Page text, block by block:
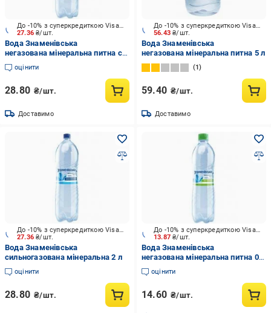
27.36₴/шт.
До -10% з суперкредиткою Visa Вигода
Вода Знаменівська
негазована мінеральна питна столова
2 л
оцінити
28.80 ₴/шт.
Доставимо
56.43₴/шт.
До -10% з суперкредиткою Visa Вигода
Вода Знаменівська
негазована мінеральна питна 5 л
1
59.40 ₴/шт.
Доставимо
27.36₴/шт.
До -10% з суперкредиткою Visa Вигода
Вода Знаменівська
сильногазована мінеральна 2 л
оцінити
28.80 ₴/шт.
13.87₴/шт.
До -10% з суперкредиткою Visa Вигода
Вода Знаменівська
негазована мінеральна питна 0,5
л
оцінити
14.60 ₴/шт.